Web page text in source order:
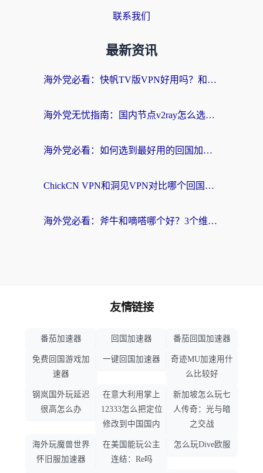
联系我们
最新资讯
海外党必看：快帆TV版VPN好用吗？和快游VPN对比哪个回国效果更好？附实用避坑指南
海外党无忧指南：国内节点v2ray怎么选？一键回国VPN+多场景实测帮你避坑
海外党必看：如何选到最好用的回国加速器？从节点到售后的全维度指南
ChickCN VPN和洞见VPN对比哪个回国效果更好？海外党亲测3款加速器+避坑指南
海外党必看：斧牛和嘀嗒哪个好？3个维度教你选对回国加速器
友情链接
番茄加速器 回国加速器 番茄回国加速器
免费回国游戏加
速器
一键回国加速器
奇迹MU加速用什
么比较好
钢岚国外玩延迟
很高怎么办
在意大利用掌上
12333怎么把定位
修改到中国国内
新加坡怎么玩七
人传奇：光与暗
之交战
海外玩魔兽世界
怀旧服加速器
在美国能玩公主
连结：Re吗
怎么玩Dive欧服